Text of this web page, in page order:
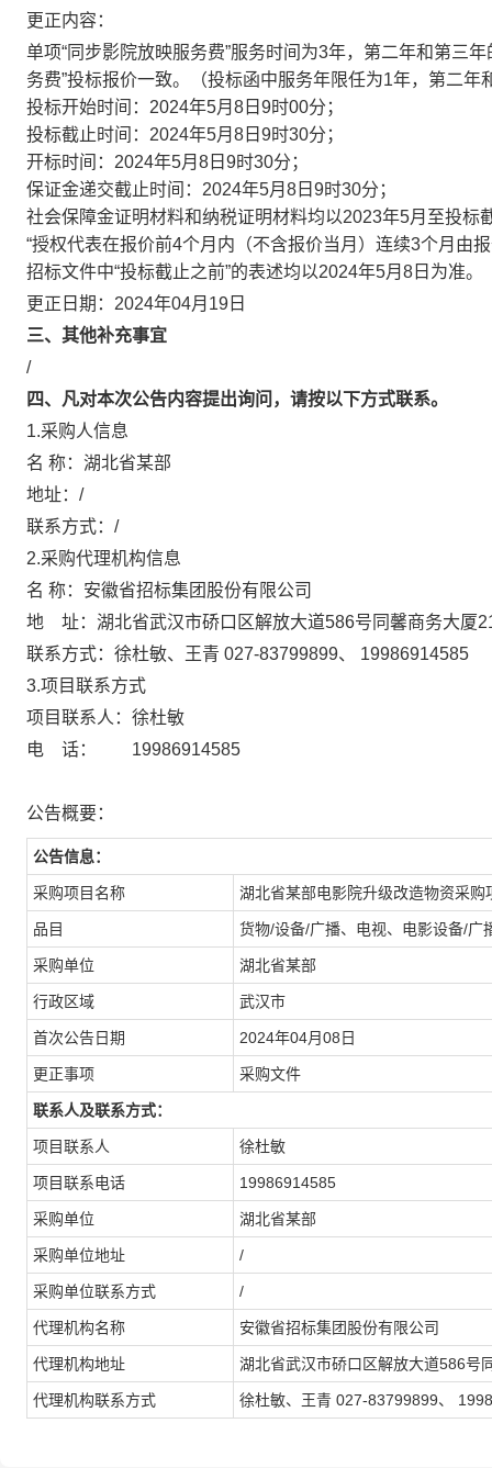
更正内容：
单项“同步影院放映服务费”服务时间为3年，第二年和第三
务费”投标报价一致。（投标函中服务年限任为1年，第二
投标开始时间：2024年5月8日9时00分；
投标截止时间：2024年5月8日9时30分；
开标时间：2024年5月8日9时30分；
保证金递交截止时间：2024年5月8日9时30分；
社会保障金证明材料和纳税证明材料均以2023年5月至投标
“授权代表在报价前4个月内（不含报价当月）连续3个月由
招标文件中“投标截止之前”的表述均以2024年5月8日为准。
更正日期：2024年04月19日
三、其他补充事宜
/
四、凡对本次公告内容提出询问，请按以下方式联系。
1.采购人信息
名 称：湖北省某部
地址：/
联系方式：/
2.采购代理机构信息
名 称：安徽省招标集团股份有限
地 址：湖北省武汉市硚口区解放大道586
联系方式：徐杜敏、王青 027-
3.项目联系方式
项目联系人：徐杜敏
电 话： 19986914585
公告概要：
公告信息：
采购项目名称 湖北省某部电影院升级改造物资采购
品目 货物/设备/广播、电视、电影设备/广
采购单位 湖北省某部
行政区域 武汉市
首次公告日期 2024年04月08日
更正事项 采购文件
联系人及联系方式：
项目联系人 徐杜敏
项目联系电话 19986914585
采购单位 湖北省某部
采购单位地址 /
采购单位联系方式 /
代理机构名称 安徽省招标集团股份有限公司
代理机构地址 湖北省武汉市硚口区解放大道586号
代理机构联系方式 徐杜敏、王青 027-83799899、